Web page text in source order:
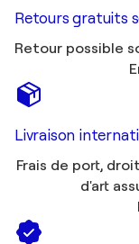
Retours gratuits
Retour possible
Livraison
Frais de port,
d'art